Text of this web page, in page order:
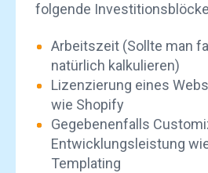
folgende
Arbeitszeit (Sollte man
natürlich kalkulieren)
Lizenzierung eines
wie Shopify
Gegebenenfalls
Entwicklungsleistung
Templating